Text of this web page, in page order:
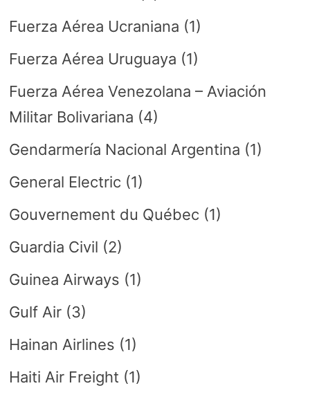
Fuerza Aérea Ucraniana (1)
Fuerza Aérea Uruguaya (1)
Fuerza Aérea Venezolana – Aviación
Militar Bolivariana (4)
Gendarmería Nacional Argentina (1)
General Electric (1)
Gouvernement du Québec (1)
Guardia Civil (2)
Guinea Airways (1)
Gulf Air(3)
Hainan Airlines (1)
Haiti Air Freight (1)